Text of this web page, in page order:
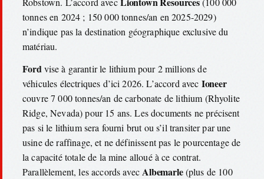
tonnes en 2024 ; 150 000 tonnes/an en 2025-2029)
n’indique pas la destination géographique exclusive du
matériau.
Ford vise à garantir le lithium pour 2 millions de
véhicules électriques d’ici 2026. L’accord avec Ioneer
couvre 7 000 tonnes/an de carbonate de lithium (Rhyolite
Ridge, Nevada) pour 15 ans. Les documents ne précisent
pas si le lithium sera fourni brut ou s’il transiter par une
usine de raffinage, et ne définissent pas le pourcentage de
la capacité totale de la mine alloué à ce contrat.
Parallèlement, les accords avecAlbemarle(plus de 100